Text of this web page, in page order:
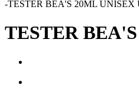
-TESTER BEA'S 20ML UNISEX
TESTER